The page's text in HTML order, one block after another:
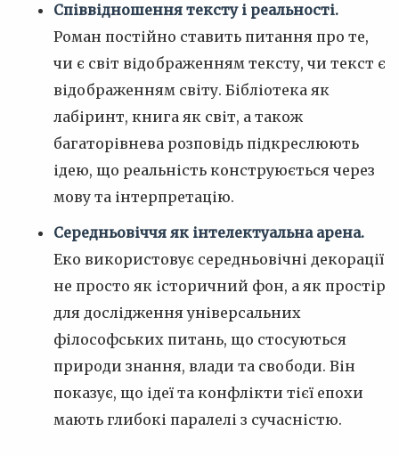
Співвідношення тексту і реальності.
Роман постійно ставить питання про те,
чи є світ відображенням тексту, чи текст є
відображенням світу. Бібліотека як
лабіринт, книга як світ, а також
багаторівнева розповідь підкреслюють
ідею, що реальність конструюється через
мову та інтерпретацію.
Середньовіччя як інтелектуальна арена.
Еко використовує середньовічні декорації
не просто як історичний фон, а як простір
для дослідження універсальних
філософських питань, що стосуються
природи знання, влади та свободи. Він
показує, що ідеї та конфлікти тієї епохи
мають глибокі паралелі з сучасністю.